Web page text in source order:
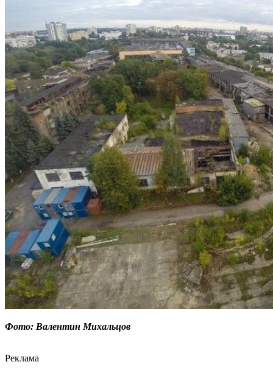
Фото: Валентин Михальцов
Реклама